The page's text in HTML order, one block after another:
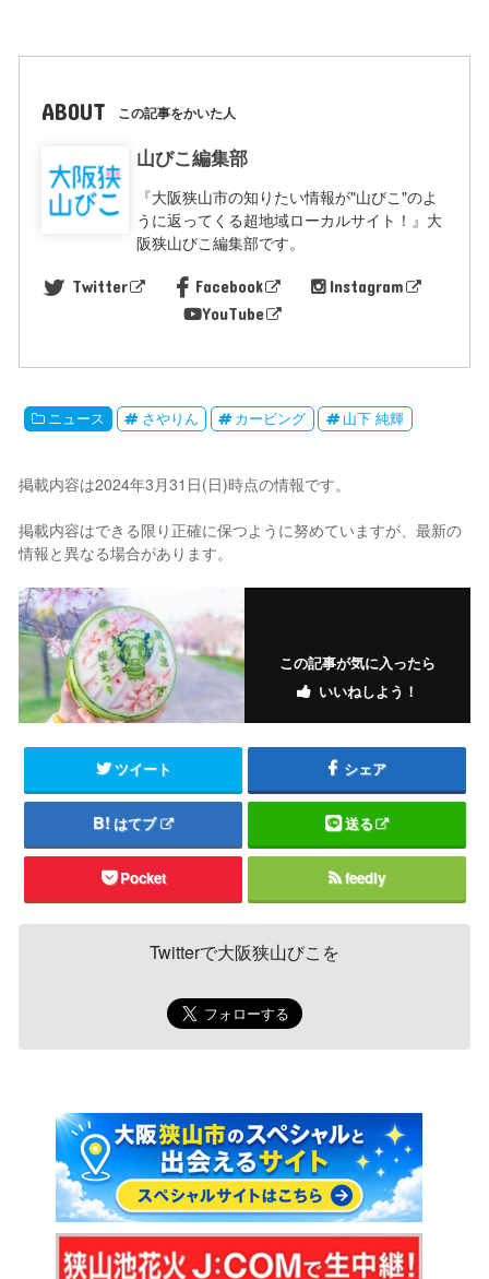
ABOUT この記事をかいた人
山びこ編集部
『大阪狭山市の知りたい情報が"山びこ"のよ
うに返ってくる超地域ローカルサイト！』大
阪狭山びこ編集部です。
Twitter Facebook
Instagram
YouTube
ニュース さやりん カービング 山下 純輝
掲載内容は2024年3月31日(日)時点の情報です。
掲載内容はできる限り正確に保つように努めていますが、最新の
情報と異なる場合があります。
この記事が気に入ったら
いいねしよう！
ツイート シェア
はてブ 送る
Pocket feedly
Twitterで大阪狭山びこを